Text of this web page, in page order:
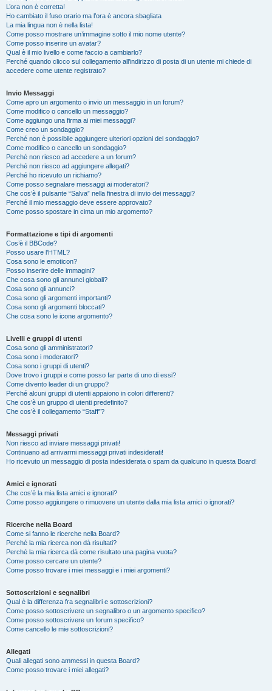
L’ora non è corretta!
Ho cambiato il fuso orario ma l’ora è ancora sbagliata
La mia lingua non è nella lista!
Come posso mostrare un’immagine sotto il mio nome utente?
Come posso inserire un avatar?
Qual è il mio livello e come faccio a cambiarlo?
Perché quando clicco sul collegamento all’indirizzo di posta di un utente mi chiede di
accedere come utente registrato?
Invio Messaggi
Come apro un argomento o invio un messaggio in un forum?
Come modifico o cancello un messaggio?
Come aggiungo una firma ai miei messaggi?
Come creo un sondaggio?
Perché non è possibile aggiungere ulteriori opzioni del sondaggio?
Come modifico o cancello un sondaggio?
Perché non riesco ad accedere a un forum?
Perché non riesco ad aggiungere allegati?
Perché ho ricevuto un richiamo?
Come posso segnalare messaggi ai moderatori?
Che cos’è il pulsante “Salva” nella finestra di invio dei messaggi?
Perché il mio messaggio deve essere approvato?
Come posso spostare in cima un mio argomento?
Formattazione e tipi di argomenti
Cos’è il BBCode?
Posso usare l’HTML?
Cosa sono le emoticon?
Posso inserire delle immagini?
Che cosa sono gli annunci globali?
Cosa sono gli annunci?
Cosa sono gli argomenti importanti?
Cosa sono gli argomenti bloccati?
Che cosa sono le icone argomento?
Livelli e gruppi di utenti
Cosa sono gli amministratori?
Cosa sono i moderatori?
Cosa sono i gruppi di utenti?
Dove trovo i gruppi e come posso far parte di uno di essi?
Come divento leader di un gruppo?
Perché alcuni gruppi di utenti appaiono in colori differenti?
Che cos’è un gruppo di utenti predefinito?
Che cos’è il collegamento “Staff”?
Messaggi privati
Non riesco ad inviare messaggi privati!
Continuano ad arrivarmi messaggi privati indesiderati!
Ho ricevuto un messaggio di posta indesiderata o spam da qualcuno in questa Board!
Amici e ignorati
Che cos’è la mia lista amici e ignorati?
Come posso aggiungere o rimuovere un utente dalla mia lista amici o ignorati?
Ricerche nella Board
Come si fanno le ricerche nella Board?
Perché la mia ricerca non dà risultati?
Perché la mia ricerca dà come risultato una pagina vuota?
Come posso cercare un utente?
Come posso trovare i miei messaggi e i miei argomenti?
Sottoscrizioni e segnalibri
Qual è la differenza fra segnalibri e sottoscrizioni?
Come posso sottoscrivere un segnalibro o un argomento specifico?
Come posso sottoscrivere un forum specifico?
Come cancello le mie sottoscrizioni?
Allegati
Quali allegati sono ammessi in questa Board?
Come posso trovare i miei allegati?